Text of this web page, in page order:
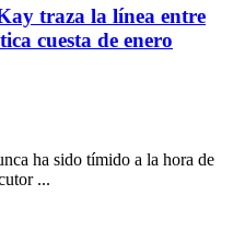
traza la línea entre
cuesta de enero
ha sido tímido a la hora de
...